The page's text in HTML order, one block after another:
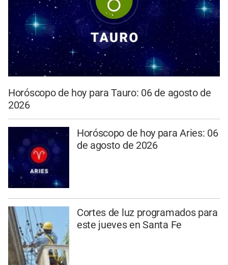
Horóscopo de hoy para Tauro: 06 de agosto de
2026
Horóscopo de hoy para Aries: 06
de agosto de 2026
Cortes de luz programados para
este jueves en Santa Fe